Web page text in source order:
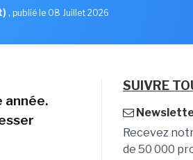
, publié le 08 Juillet 2026
SUIVRE
Recevez
de 50 000